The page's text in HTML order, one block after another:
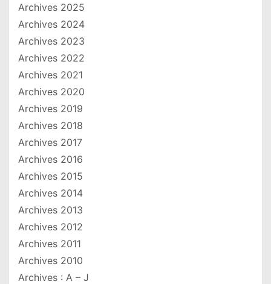
Archives 2025
Archives 2024
Archives 2023
Archives 2022
Archives 2021
Archives 2020
Archives 2019
Archives 2018
Archives 2017
Archives 2016
Archives 2015
Archives 2014
Archives 2013
Archives 2012
Archives 2011
Archives 2010
Archives : A – J